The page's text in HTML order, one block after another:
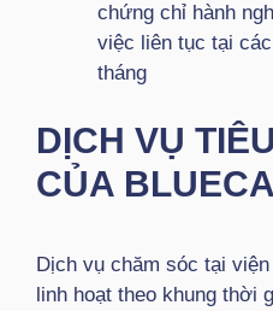
chứng chỉ hành
việc liên tục tại
tháng
DỊCH VỤ
CỦA
Dịch vụ chăm sóc tại
linh hoạt theo khung thời